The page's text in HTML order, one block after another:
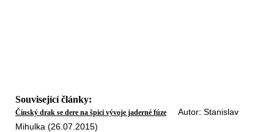
Související články:
Čínský drak se dere na špici vývoje jaderné fúze Autor: Stanislav
Mihulka (26.07.2015)